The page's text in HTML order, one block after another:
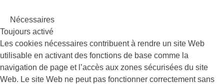
Nécessaires
Toujours activé
Les cookies nécessaires contribuent à rendre un site Web
utilisable en activant des fonctions de base comme la
navigation de page et l’accès aux zones sécurisées du site
Web. Le site Web ne peut pas fonctionner correctement sans